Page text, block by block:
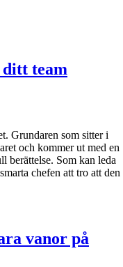
team
Grundaren som sitter i
och kommer ut med en
berättelse. Som kan leda
chefen att tro att den
vanor på